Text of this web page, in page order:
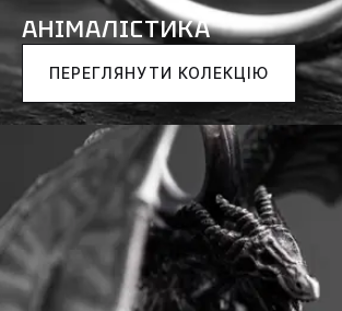
АНІМАЛІСТИКА
ПЕРЕГЛЯНУТИ КОЛЕКЦІЮ